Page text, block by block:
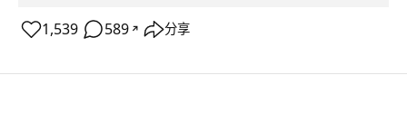
1,539 589 ↗ 分享